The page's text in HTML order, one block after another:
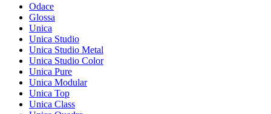
Odace
Glossa
Unica
Unica Studio
Unica Studio Metal
Unica Studio Color
Unica Pure
Unica Modular
Unica Top
Unica Class